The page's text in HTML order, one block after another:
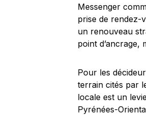
Messenger
prise de rendez-
un renouveau
point d’ancrage,
Pour les
terrain cités par
locale est un
Pyrénées-